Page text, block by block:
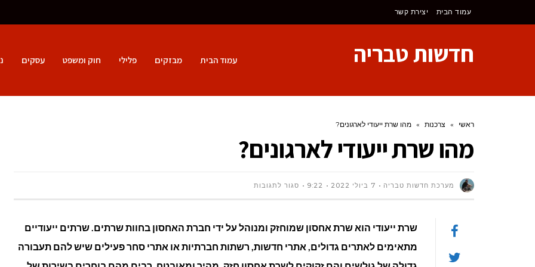
עמוד הבית יצירת קשר
חדשות טבריה עמוד הבית מבזקים פלילי חוק ומשפט עסקים
ראשי » צרכנות » מהו שרת ייעודי לארגונים?
מהו שרת ייעודי לארגונים?
מערכת חדשות טבריה 7 ביולי 2022 9:22 סגור לתגובותעל
ייעודי
שרת ייעודי הוא שרת אחסון שמוחזק ומנוהל על ידי חברת האחסון בחוות שרתים. שרתים ייעודיים
מתאימים לאתרים גדולים, אתרי חדשות, רשתות חברתיות או אתרי סחר פעילים שיש להם תעבורה